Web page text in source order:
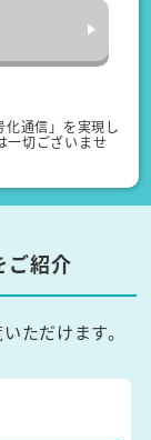
化通信」を実現し
一切ございませ
ご紹介
ただけます。